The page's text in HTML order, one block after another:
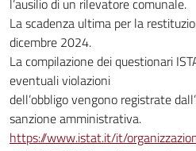
l’ausilio di un rilevatore comunale.
La scadenza ultima per la
dicembre 2024.
La compilazione dei questionari
eventuali violazioni
dell’obbligo vengono registrate
sanzione amministrativa.
https://www.istat.it/it/